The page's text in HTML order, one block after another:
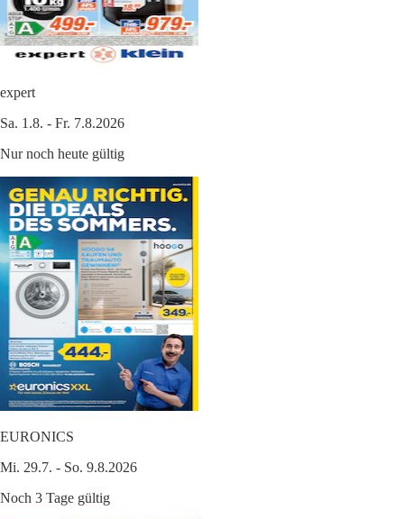
expert
Sa. 1.8. - Fr. 7.8.2026
Nur noch heute gültig
EURONICS
Mi. 29.7. - So. 9.8.2026
Noch 3 Tage gültig